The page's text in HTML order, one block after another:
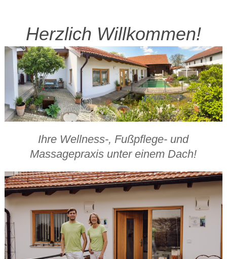
Herzlich Willkommen!
Ihre Wellness-, Fußpflege- und
Massagepraxis unter einem Dach!